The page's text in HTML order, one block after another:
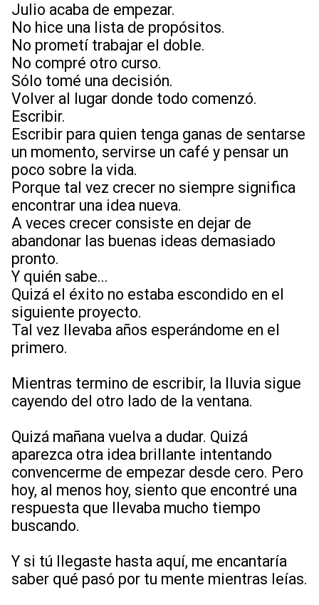
Julio acaba de empezar.
No hice una lista de propósitos.
No prometí trabajar el doble.
No compré otro curso.
Sólo tomé una decisión.
Volver al lugar donde todo comenzó.
Escribir.
Escribir para quien tenga ganas de sentarse
un momento, servirse un café y pensar un
poco sobre la vida.
Porque tal vez crecer no siempre significa
encontrar una idea nueva.
A veces crecer consiste en dejar de
abandonar las buenas ideas demasiado
pronto.
Y quién sabe...
Quizá el éxito no estaba escondido en el
siguiente proyecto.
Tal vez llevaba años esperándome en el
primero.
Mientras termino de escribir, la lluvia sigue
cayendo del otro lado de la ventana.
Quizá mañana vuelva a dudar. Quizá
aparezca otra idea brillante intentando
convencerme de empezar desde cero. Pero
hoy, al menos hoy, siento que encontré una
respuesta que llevaba mucho tiempo
buscando.
Y si tú llegaste hasta aquí, me encantaría
saber qué pasó por tu mente mientras leías.